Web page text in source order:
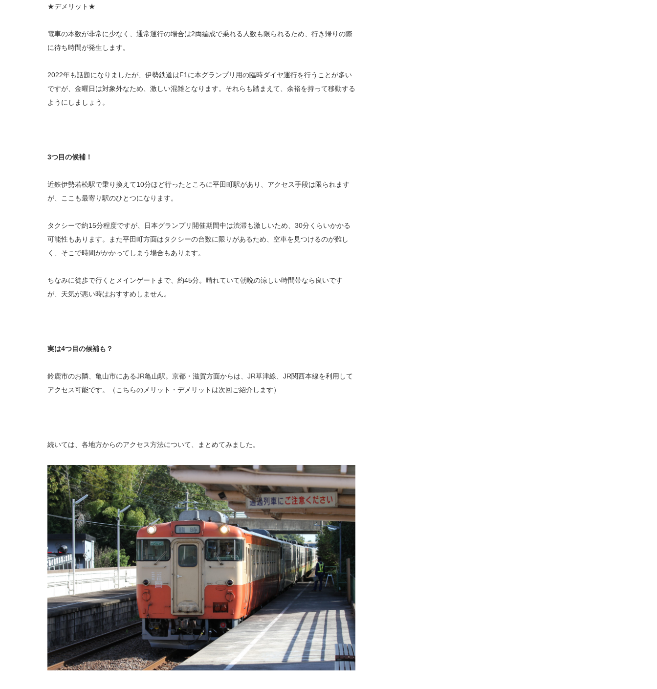
★デメリット★
電車の本数が非常に少なく、通常運行の場合は2両編成で乗れる人数も限られるため、行き帰りの際
に待ち時間が発生します。
2022年も話題になりましたが、伊勢鉄道はF1に本グランプリ用の臨時ダイヤ運行を行うことが多い
ですが、金曜日は対象外なため、激しい混雑となります。それらも踏まえて、余裕を持って移動する
ようにしましょう。
3つ目の候補！
近鉄伊勢若松駅で乗り換えて10分ほど行ったところに平田町駅があり、アクセス手段は限られます
が、ここも最寄り駅のひとつになります。
タクシーで約15分程度ですが、日本グランプリ開催期間中は渋滞も激しいため、30分くらいかかる
可能性もあります。また平田町方面はタクシーの台数に限りがあるため、空車を見つけるのが難し
く、そこで時間がかかってしまう場合もあります。
ちなみに徒歩で行くとメインゲートまで、約45分。晴れていて朝晩の涼しい時間帯なら良いです
が、天気が悪い時はおすすめしません。
実は4つ目の候補も？
鈴鹿市のお隣、亀山市にあるJR亀山駅。京都・滋賀方面からは、JR草津線、JR関西本線を利用して
アクセス可能です。（こちらのメリット・デメリットは次回ご紹介します）
続いては、各地方からのアクセス方法について、まとめてみました。